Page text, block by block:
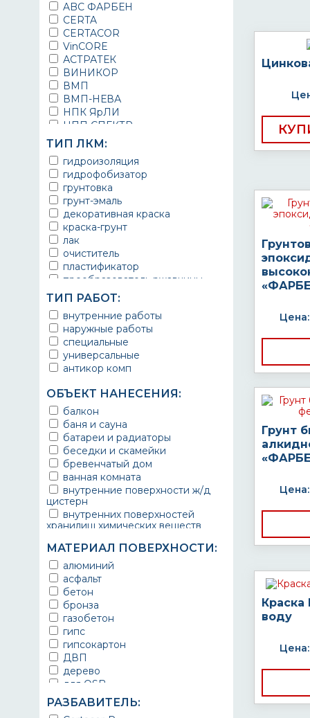
ABC ФАРБЕН
CERTA
CERTACOR
VinCORE
АСТРАТЕК
ВИНИКОР
ВМП
ВМП-НЕВА
НПК ЯрЛИ
НПП СПЕКТР
НПФ ЭМАЛЬ
ТЕРМА
УРЕПЛЕН
ТИП ЛКМ:
гидроизоляция
гидрофобизатор
грунтовка
грунт-эмаль
декоративная краска
краска-грунт
лак
очиститель
пластификатор
преобразователь ржавчины
эмаль
Краска
Покрытие
грунт эмаль
защитное покрытие
ТИП РАБОТ:
внутренние работы
наружные работы
специальные
универсальные
антикор комп
ОБЪЕКТ НАНЕСЕНИЯ:
балкон
баня и сауна
батареи и радиаторы
беседки и скамейки
бревенчатый дом
ванная комната
внутренние поверхности ж/д
цистерн
внутренних поверхностей
хранилищ химических веществ
ворота
выхлопные системы
автомобилей
газопроводы
гараж
гидротехнические сооружения
городской транспорт
грузовые вагоны
двери металлические
детали двигателей
детали машин
для автомобилей
МАТЕРИАЛ ПОВЕРХНОСТИ:
алюминий
асфальт
бетон
бронза
газобетон
гипс
гипсокартон
ДВП
дерево
для OSB
для бетона
для гипса
РАЗБАВИТЕЛЬ:
Цена:
Грунт
Цена:
воду
Цена: